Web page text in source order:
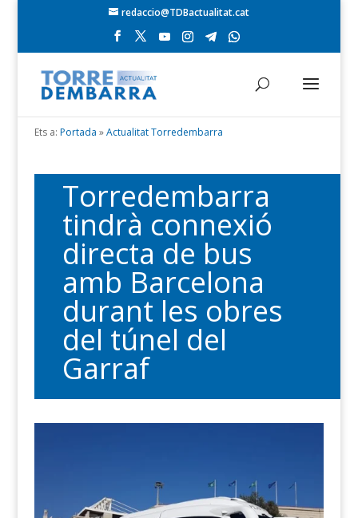
redaccio@TDBactualitat.cat
Ets a: Portada »Actualitat Torredembarra
Torredembarra
tindrà connexió
directa de bus
amb Barcelona
durant les obres
del túnel del
Garraf